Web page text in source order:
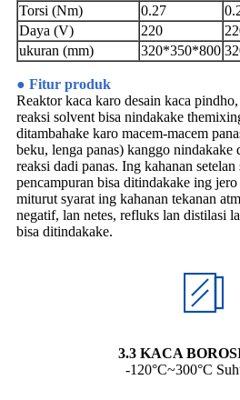
Torsi (Nm)
0.27
Daya (V)
220
ukuran (mm)
320*350*800
● Fitur produk
Reaktor kaca karo desain kaca
reaksi solvent bisa nindakake
ditambahake karo macem-macem
beku, lenga panas) kanggo nindakake
reaksi dadi panas. Ing kahanan setelan
pencampuran bisa ditindakake ing
miturut syarat ing kahanan tekanan
negatif, lan netes, refluks lan distilasi
bisa ditindakake.
3.3 KACA
-120°C~300°C